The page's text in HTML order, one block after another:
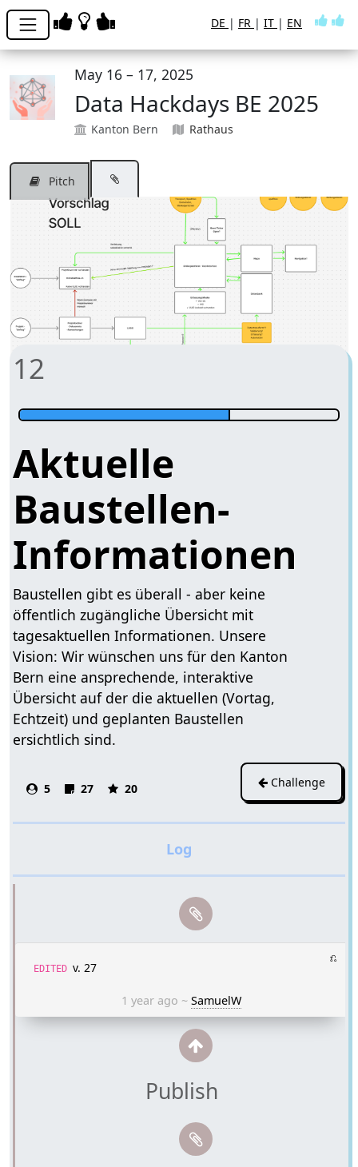
May 16 – 17, 2025
Data Hackdays BE 2025
Kanton Bern Rathaus
Pitch
12
Aktuelle
Baustellen-
Informationen
Baustellen gibt es überall - aber keine
öffentlich zugängliche Übersicht mit
tagesaktuellen Informationen. Unsere
Vision: Wir wünschen uns für den Kanton
Bern eine ansprechende, interaktive
Übersicht auf der die aktuellen (Vortag,
Echtzeit) und geplanten Baustellen
ersichtlich sind.
Challenge
5 27 20
⎌
EDITED v. 27
1 year ago ~ SamuelW
Publish
DE | FR | IT | EN